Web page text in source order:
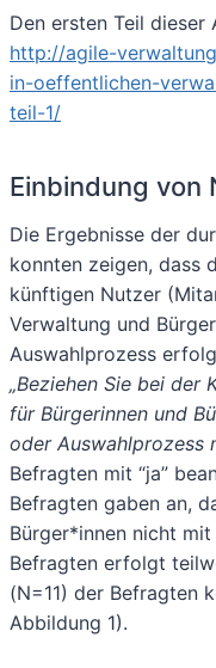
Den ersten Teil
http://agile-
in-oeffentlichen-
teil-1/
Einbindung von
Die Ergebnisse der
konnten zeigen, dass
künftigen Nutzer
Verwaltung und
Auswahlprozess
„Beziehen Sie bei der
für Bürgerinnen und
oder Auswahlprozess
Befragten mit “ja”
Befragten gaben an,
Bürger*innen nicht
Befragten erfolgt
(N=11) der Befragten
Abbildung 1).